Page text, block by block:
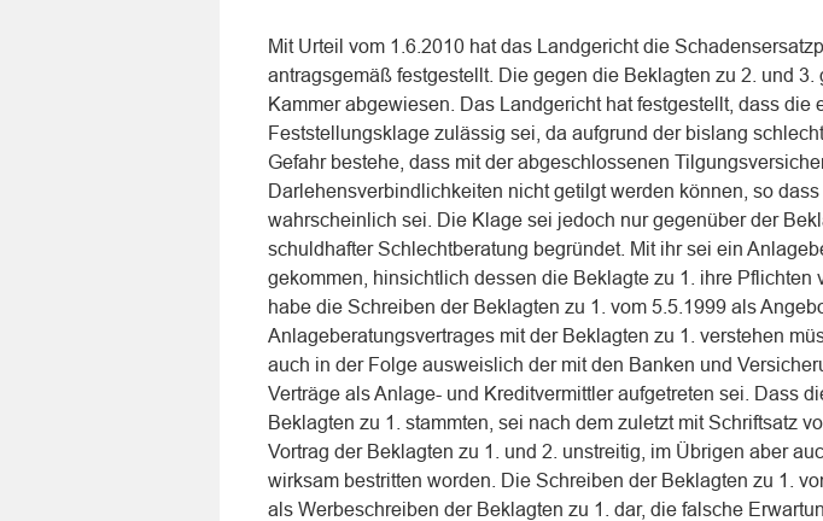
Mit Urteil vom 1.6.2010 hat das Landgericht die
antragsgemäß festgestellt. Die gegen die Beklagten zu 2. und 3.
Kammer abgewiesen. Das Landgericht hat festgestellt, dass die
Feststellungsklage zulässig sei, da aufgrund der bislang
Gefahr bestehe, dass mit der abgeschlossenen
Darlehensverbindlichkeiten nicht getilgt werden können, so
wahrscheinlich sei. Die Klage sei jedoch nur gegenüber der
schuldhafter Schlechtberatung begründet. Mit ihr sei ein
gekommen, hinsichtlich dessen die Beklagte zu 1. ihre Pflichten
habe die Schreiben der Beklagten zu 1. vom 5.5.1999 als
Anlageberatungsvertrages mit der Beklagten zu 1. verstehen
auch in der Folge ausweislich der mit den Banken und
Verträge als Anlage- und Kreditvermittler aufgetreten sei. Dass
Beklagten zu 1. stammten, sei nach dem zuletzt mit Schriftsatz
Vortrag der Beklagten zu 1. und 2. unstreitig, im Übrigen aber
wirksam bestritten worden. Die Schreiben der Beklagten zu 1.
als Werbeschreiben der Beklagten zu 1. dar, die falsche